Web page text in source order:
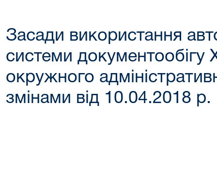
Засади використання
системи документообігу
окружного
змінами від 10.04.2018